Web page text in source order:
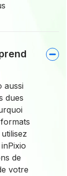
aussi
dues
de
votre